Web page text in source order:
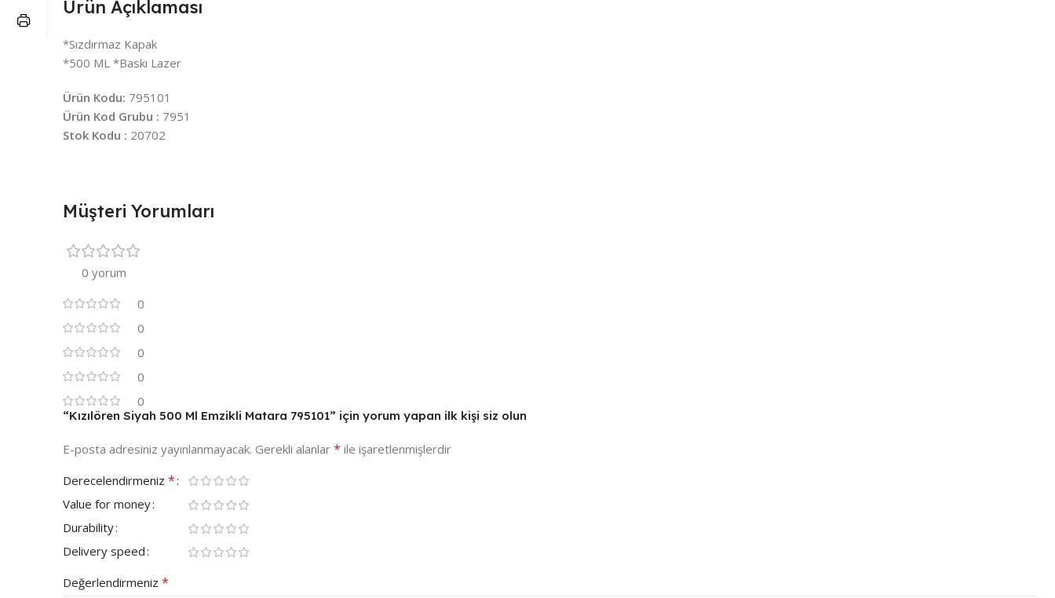
Ürün Açıklaması
*Sızdırmaz Kapak
*500 ML *Baskı Lazer
Ürün Kodu: 795101
Ürün Kod Grubu : 7951
Stok Kodu : 20702
Müşteri Yorumları
0 yorum
0
0
0
0
0
“Kızılören Siyah 500 Ml Emzikli Matara 795101” için yorum yapan ilk kişi siz olun
E-posta adresiniz yayınlanmayacak. Gerekli alanlar * ile işaretlenmişlerdir
Derecelendirmeniz *
Value for money
Durability
Delivery speed
Değerlendirmeniz *